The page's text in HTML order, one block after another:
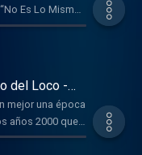
Es Lo Mismo”
nombre a su
del Loco -
mejor una época
años 2000 que
al cuarto